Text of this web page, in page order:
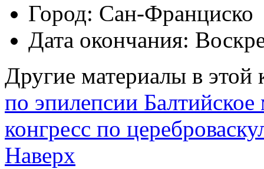
Город: Сан-Франциско
Дата окончания:
Другие материалы в этой
по эпилепсии
конгресс по
Наверх